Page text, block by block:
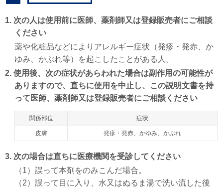
1. 次の人は使用前に医師、薬剤師又は登録販売者にご相談
ください
薬や化粧品などによりアレルギー症状（発疹・発赤、か
ゆみ、かぶれ等）を起こしたことがある人。
2. 使用後、次の症状があらわれた場合は副作用の可能性が
ありますので、直ちに使用を中止し、この説明文書を持
って医師、薬剤師又は登録販売者にご相談ください
関係部位 症状
皮膚 発疹・発赤、かゆみ、かぶれ
3. 次の場合は直ちに医療機関を受診してください
（1）誤って本剤をのみこんだ場合。
（2）誤って目に入り、水又はぬるま湯で洗い流した後